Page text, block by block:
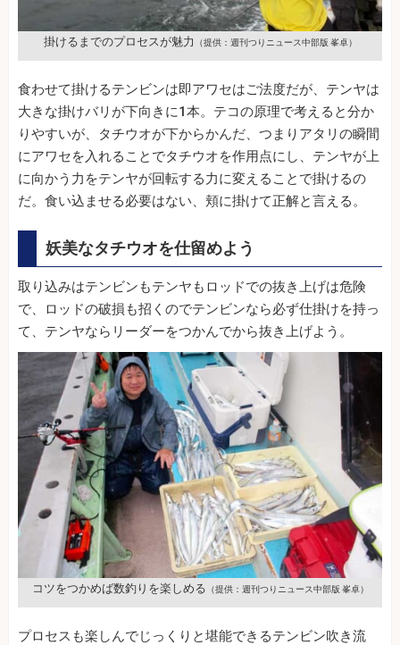
掛けるまでのプロセスが魅力 （提供：週刊つりニュース中部版 峯卓）
食わせて掛けるテンビンは即アワセはご法度だが、テンヤは
大きな掛けバリが下向きに1本。テコの原理で考えると分か
りやすいが、タチウオが下からかんだ、つまりアタリの瞬間
にアワセを入れることでタチウオを作用点にし、テンヤが上
に向かう力をテンヤが回転する力に変えることで掛けるの
だ。食い込ませる必要はない、頬に掛けて正解と言える。
妖美なタチウオを仕留めよう
取り込みはテンビンもテンヤもロッドでの抜き上げは危険
で、ロッドの破損も招くのでテンビンなら必ず仕掛けを持っ
て、テンヤならリーダーをつかんでから抜き上げよう。
コツをつかめば数釣りを楽しめる （提供：週刊つりニュース中部版 峯卓）
プロセスも楽しんでじっくりと堪能できるテンビン吹き流